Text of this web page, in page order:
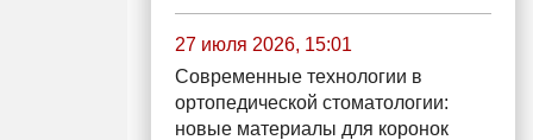
27 июля 2026, 15:01
Современные технологии в
ортопедической стоматологии:
новые материалы для коронок